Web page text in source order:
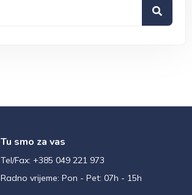
Tu smo za vas
Tel/Fax: +385 049 221 973
Radno vrijeme: Pon - Pet: 07h - 15h